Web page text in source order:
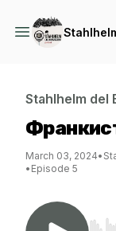
Stahlhelm del
March 03, 2024•
• Episode 5